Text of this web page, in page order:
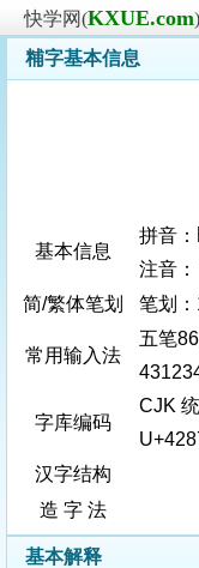
快学网(KXUE.com)
䊇字基本信息
基本信息
拼音：
注音：
简/繁体笔划
笔划
常用输入法
五笔
字库编码
CJK
汉字结构
造 字 法
基本解释